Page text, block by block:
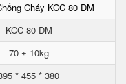
Cháy KCC 80 DM
KCC 80 DM
70 ± 10kg
* 455 * 380